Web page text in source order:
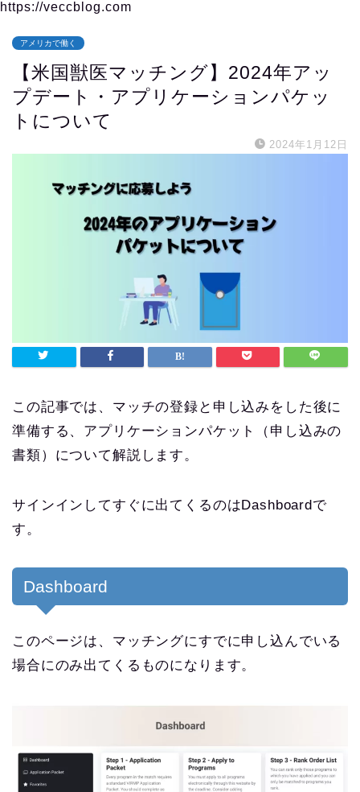
https://veccblog.com
アメリカで働く
【米国獣医マッチング】2024年アッ
プデート・アプリケーションパケッ
トについて
2024年1月12日
この記事では、マッチの登録と申し込みをした後に
準備する、アプリケーションパケット（申し込みの
書類）について解説します。
サインインしてすぐに出てくるのはDashboardで
す。
Dashboard
このページは、マッチングにすでに申し込んでいる
場合にのみ出てくるものになります。